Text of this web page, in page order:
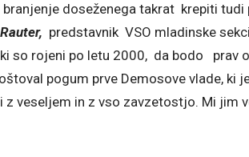
doseženega takrat krepiti
predstavnik VSO mladinske
so rojeni po letu 2000, da bodo prav
pogum prve Demosove vlade, ki
veseljem in z vso zavzetostjo. Mi jim